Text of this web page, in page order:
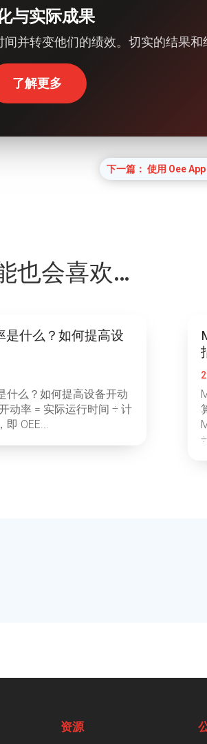
与实际成果
并转变他们的绩效。切实的结果和
了解更多
下一篇： 使用 Oee
也会喜欢…
是什么？如何提高设
什么？如何提高设备开动
动率 = 实际运行时间 ÷ 计
即 OEE...
资源